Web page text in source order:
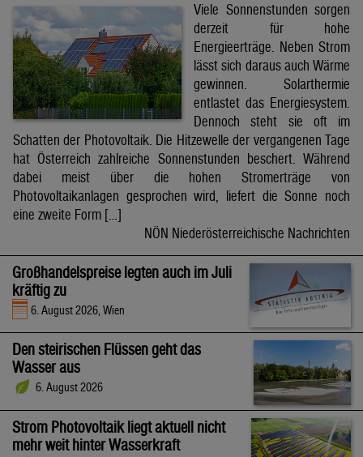
Viele Sonnenstunden sorgen
derzeit für hohe
Energieerträge. Neben Strom
lässt sich daraus auch Wärme
gewinnen. Solarthermie
entlastet das Energiesystem.
Dennoch steht sie oft im
Schatten der Photovoltaik. Die Hitzewelle der vergangenen Tage
hat Österreich zahlreiche Sonnenstunden beschert. Während
dabei meist über die hohen Stromerträge von
Photovoltaikanlagen gesprochen wird, liefert die Sonne noch
eine zweite Form […]
NÖN Niederösterreichische Nachrichten
Großhandelspreise legten auch im Juli
kräftig zu
6. August 2026, Wien
Den steirischen Flüssen geht das
Wasser aus
6. August 2026
Strom Photovoltaik liegt aktuell nicht
mehr weit hinter Wasserkraft